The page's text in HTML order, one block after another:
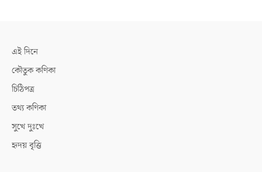
এই দিনে
কৌতুক কণিকা
চিঠিপত্র
তথ্য কণিকা
সুখে দুঃখে
হৃদয় বৃত্তি